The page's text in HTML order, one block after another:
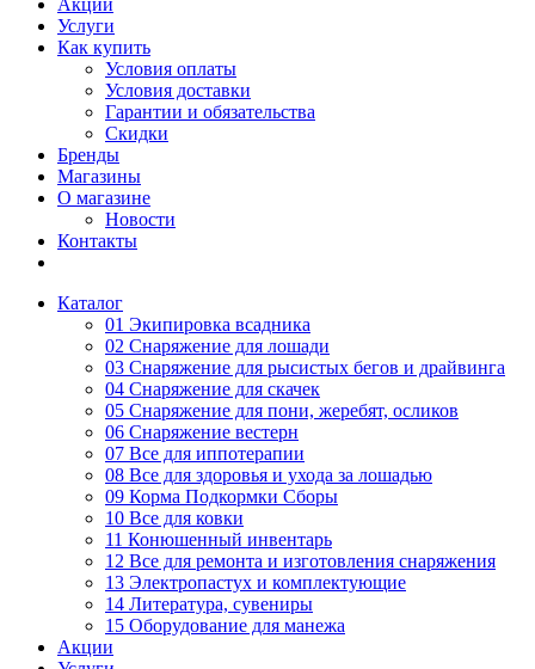
Акции
Услуги
Как купить
Условия оплаты
Условия доставки
Гарантии и обязательства
Скидки
Бренды
Магазины
О магазине
Новости
Контакты
Каталог
01 Экипировка всадника
02 Снаряжение для лошади
03 Снаряжение для рысистых бегов и драйвинга
04 Снаряжение для скачек
05 Снаряжение для пони, жеребят, осликов
06 Снаряжение вестерн
07 Все для иппотерапии
08 Все для здоровья и ухода за лошадью
09 Корма Подкормки Сборы
10 Все для ковки
11 Конюшенный инвентарь
12 Все для ремонта и изготовления снаряжения
13 Электропастух и комплектующие
14 Литература, сувениры
15 Оборудование для манежа
Акции